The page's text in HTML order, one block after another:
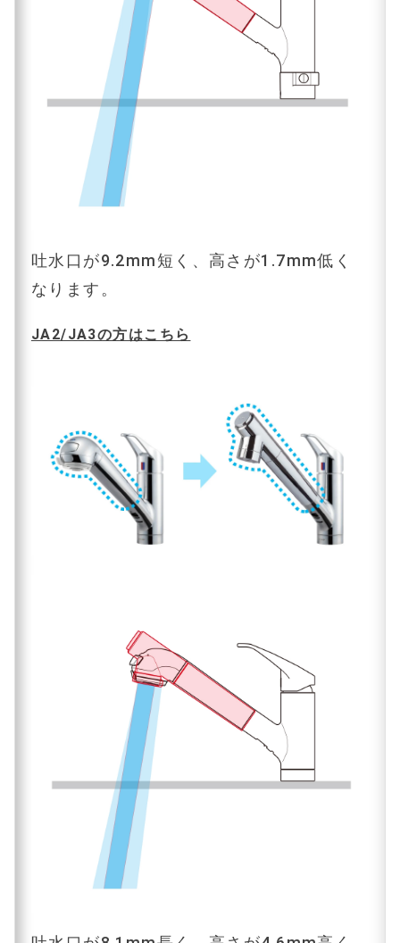
吐水口が9.2mm短く、高さが1.7mm低く
なります。
JA2/JA3の方はこちら